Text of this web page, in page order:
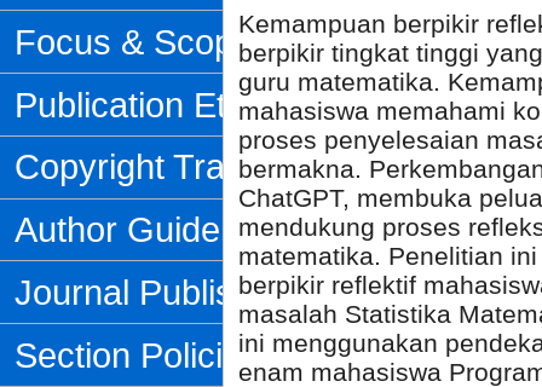
Focus & Scope
Publication Ethics
Copyright Transfer Form
Author Guidelines
Journal Publishing Fee
Section Policies
Kemampuan berpikir
berpikir tingkat tinggi
guru matematika.
mahasiswa memahami
proses penyelesaian
bermakna.
ChatGPT, membuka
mendukung proses
matematika. Penelitian
berpikir reflektif
masalah Statistika
ini menggunakan
enam mahasiswa